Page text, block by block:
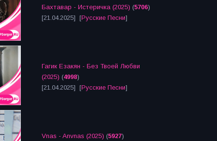
Бахтавар - Истеричка (2025) (5706)
[21.04.2025] [Русские Песни]
Гагик Езакян - Без Твоей Любви
(2025) (4998)
[21.04.2025] [Русские Песни]
Vnas - Anvnas (2025) (5927)